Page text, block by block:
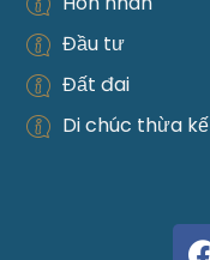
Đầu tư
Đất đai
Di chúc thừa kế